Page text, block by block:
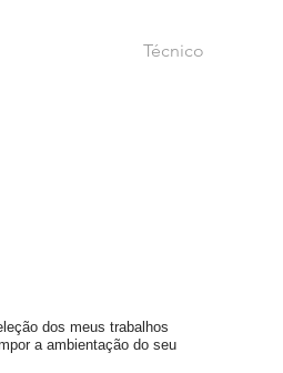
Técnico
dos meus trabalhos
a ambientação do seu